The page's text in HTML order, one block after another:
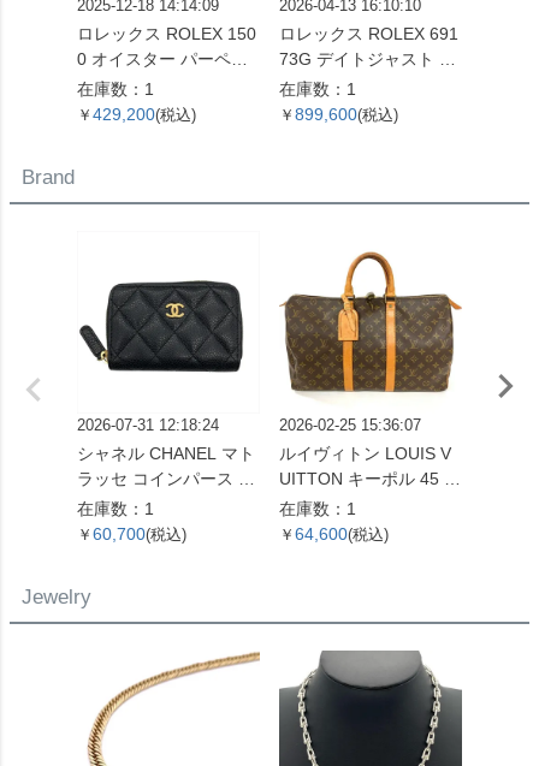
2025-12-18 14:14:09
ロレックス ROLEX 150
0 オイスター パーペチ
ュアル デイト 腕時計 シ
ルバー文字盤 7桁 2番台
在庫数：1
￥ 429,200(税込)
2026-04-13 16:10:10
ロレックス ROLEX 691
73G デイトジャスト T
番 腕時計 シャンパン文
字盤 10Pダイヤ SS×YG
在庫数：1
￥ 899,600(税込)
Brand
2026-07-31 12:18:24
シャネル CHANEL マト
ラッセ コインパース コ
インケース キャビアス
キン ブラック ゴールド
在庫数：1
￥ 60,700(税込)
2026-02-25 15:36:07
ルイヴィトン LOUIS V
UITTON キーポル 45 ボ
ストンバッグ モノグラ
ム キャンバス M41428
在庫数：1
￥ 64,600(税込)
Jewelry